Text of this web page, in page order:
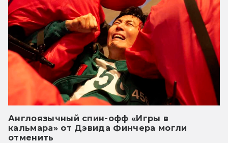
Англоязычный спин-офф «Игры в
кальмара» от Дэвида Финчера могли
отменить